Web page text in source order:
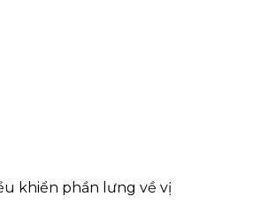
khiển phần lưng về vị